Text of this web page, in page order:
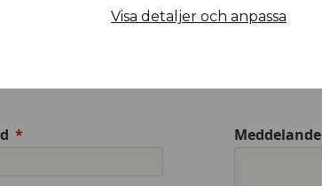
Visa detaljer och anpassa
Meddelande